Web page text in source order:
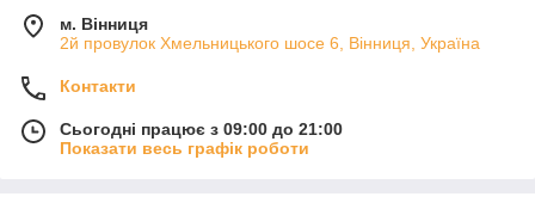
м. Вінниця
2й провулок Хмельницького шосе 6, Вінниця, Україна
Контакти
Сьогодні працює з 09:00 до 21:00
Показати весь графік роботи